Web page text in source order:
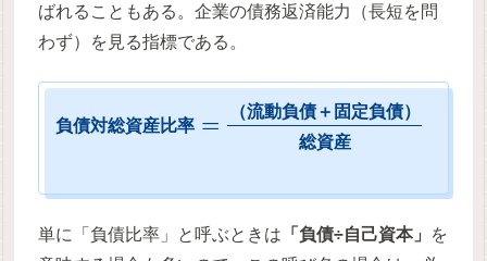
ばれることもある。企業の債務返済能力（長短を問
わず）を見る指標である。
負債対総資産比率 = （流動負債＋ 固定負債）
総資産
単に「負債比率」と呼ぶときは 「負債÷自己資本」
を